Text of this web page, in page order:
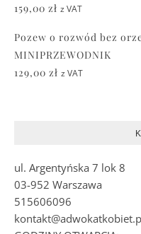
Oceniono
5.00
159,00 zł z VAT
Pozew o rozwód bez
MINIPRZEWODNIK
129,00 zł z VAT
ul. Argentyńska 7 lok 8
03-952 Warszawa
515606096